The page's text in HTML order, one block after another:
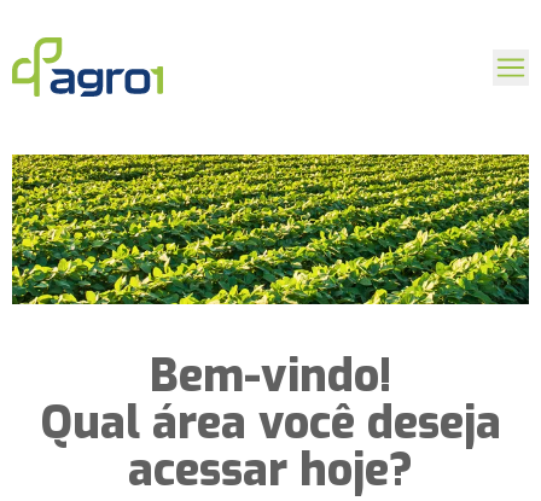
Bem-vindo!
Qual área você deseja
acessar hoje?